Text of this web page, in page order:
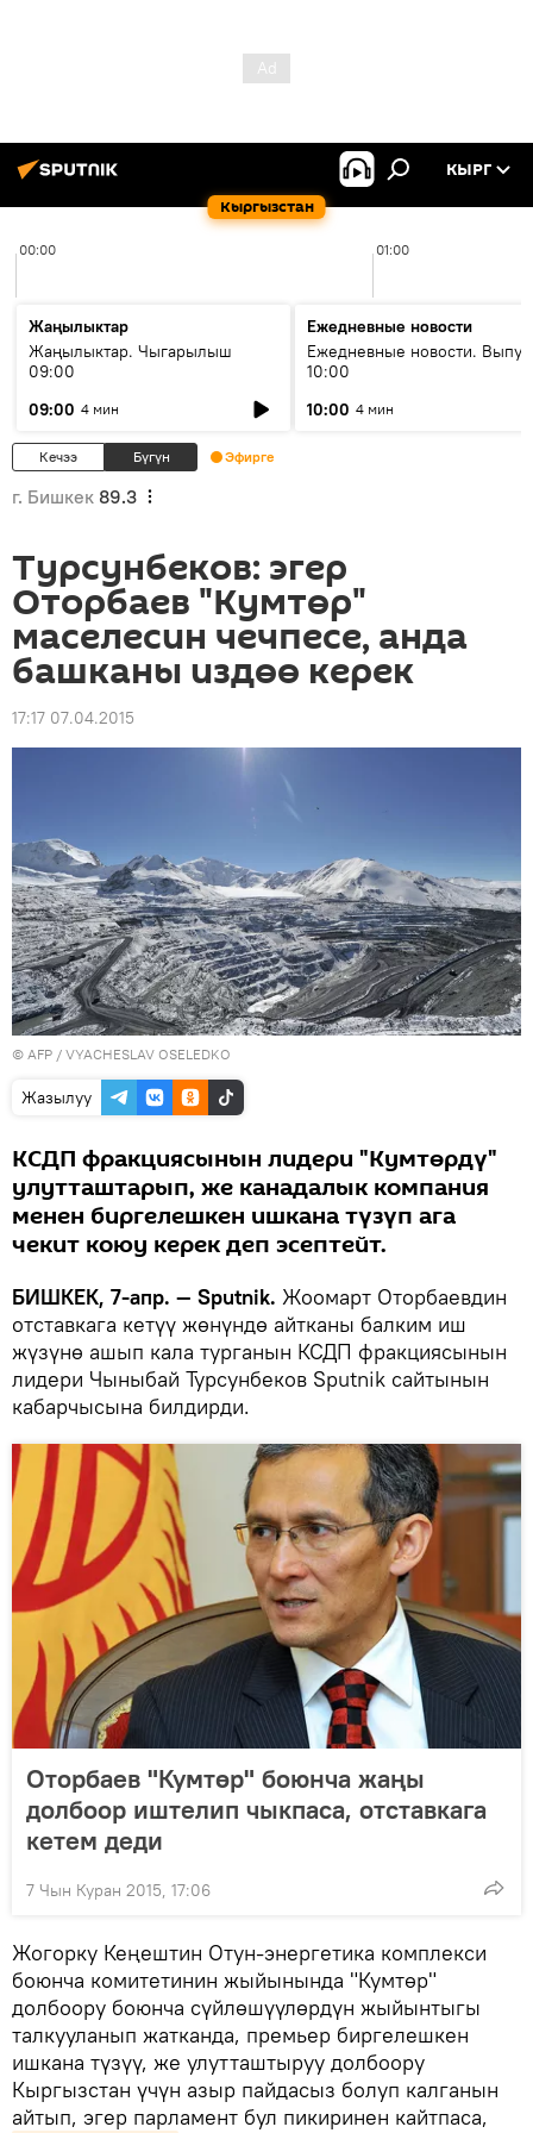
Кыргызстан
КЫРГ
00:00 01:00
Жаңылыктар
Жаңылыктар. Чыгарылыш
09:00
09:00 4 мин
Ежедневные новости
Ежедневные новости.
10:00
10:00 4 мин
Кечээ Бүгүн Эфирге
г. Бишкек 89.3
Турсунбеков: эгер
Оторбаев "Кумтөр"
маселесин чечпесе, анда
башканы издөө керек
17:17 07.04.2015
© AFP / VYACHESLAV OSELEDKO
Жазылуу
КСДП фракциясынын лидери "Кумтөрдү"
улутташтарып, же канадалык компания
менен биргелешкен ишкана түзүп ага
чекит коюу керек деп эсептейт.
БИШКЕК, 7-апр. — Sputnik. Жоомарт Оторбаевдин
отставкага кетүү жөнүндө айтканы балким иш
жүзүнө ашып кала турганын КСДП фракциясынын
лидери Чыныбай Турсунбеков Sputnik сайтынын
кабарчысына билдирди.
Оторбаев "Кумтөр" боюнча жаңы
долбоор иштелип чыкпаса, отставкага
кетем деди
7 Чын Куран 2015, 17:06
Жогорку Кеңештин Отун-энергетика комплекси
боюнча комитетинин жыйынында "Кумтөр"
долбоору боюнча сүйлөшүүлөрдүн жыйынтыгы
талкууланып жатканда, премьер биргелешкен
ишкана түзүү, же улутташтыруу долбоору
Кыргызстан үчүн азыр пайдасыз болуп калганын
айтып, эгер парламент бул пикиринен кайтпаса,